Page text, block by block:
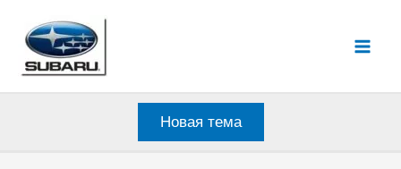
содержимому
Новая тема